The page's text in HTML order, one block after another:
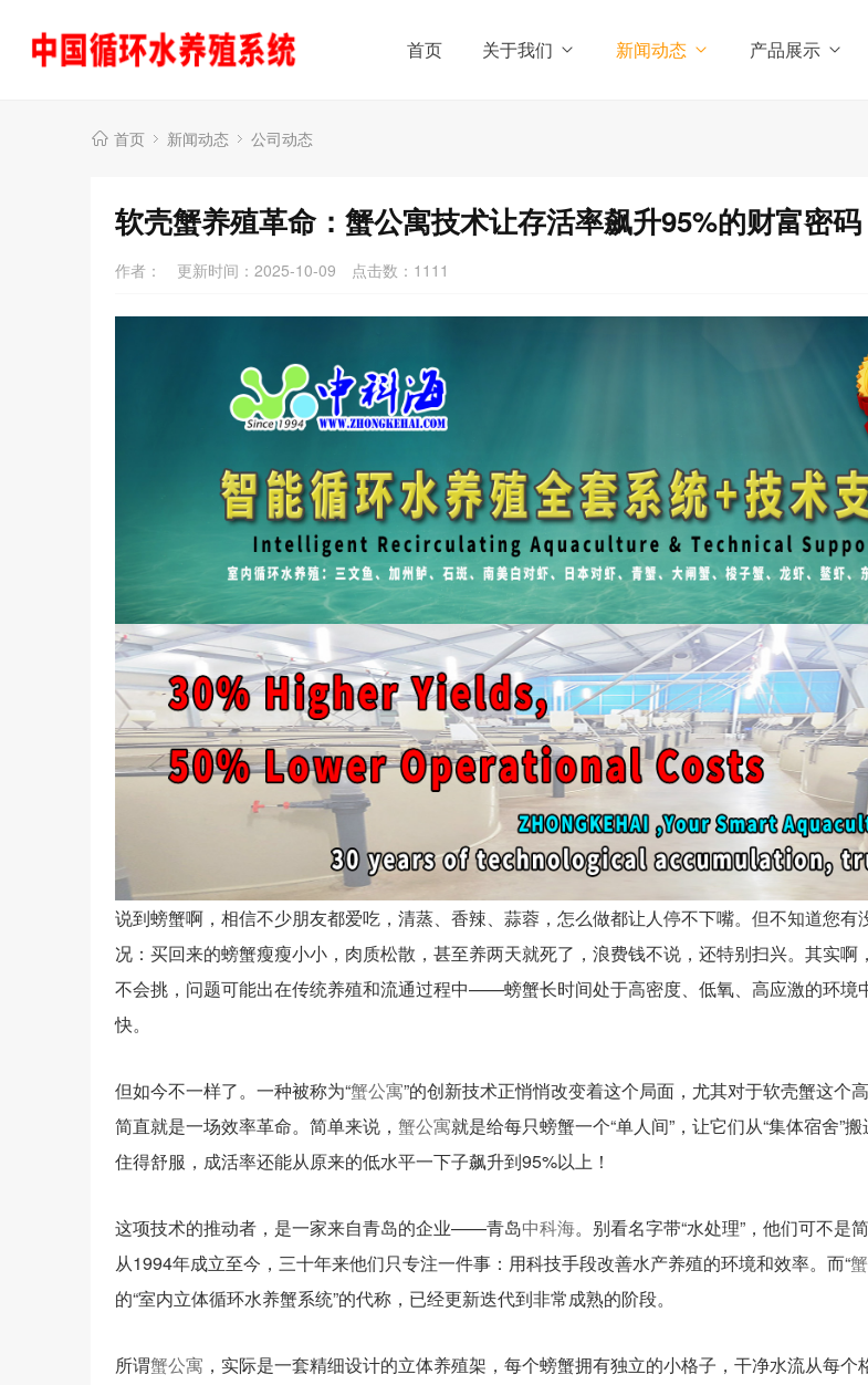
首页 关于我们 新闻动态 产品展示
首页 新闻动态 公司动态
软壳蟹养殖革命：蟹公寓技术让存活率飙升95%的财富密码
作者： 更新时间：2025-10-09 点击数： 1111
说到螃蟹啊，相信不少朋友都爱吃，清蒸、香辣、蒜蓉，怎么做都让人停不下嘴。但不知道您有
况：买回来的螃蟹瘦瘦小小，肉质松散，甚至养两天就死了，浪费钱不说，还特别扫兴。其实啊
不会挑，问题可能出在传统养殖和流通过程中——螃蟹长时间处于高密度、低氧、高应激的环境
快。
但如今不一样了。一种被称为“蟹公寓”的创新技术正悄悄改变着这个局面，尤其对于软壳蟹这个
简直就是一场效率革命。简单来说， 蟹公寓就是给每只螃蟹一个“单人间”，让它们从“集体宿舍”搬
住得舒服，成活率还能从原来的低水平一下子飙升到95%以上！
这项技术的推动者，是一家来自青岛的企业——青岛中科海。别看名字带“水处理”，他们可不是
从1994年成立至今，三十年来他们只专注一件事：用科技手段改善水产养殖的环境和效率。而“
的“室内立体循环水养蟹系统”的代称，已经更新迭代到非常成熟的阶段。
所谓蟹公寓 ，实际是一套精细设计的立体养殖架，每个螃蟹拥有独立的小格子，干净水流从每个